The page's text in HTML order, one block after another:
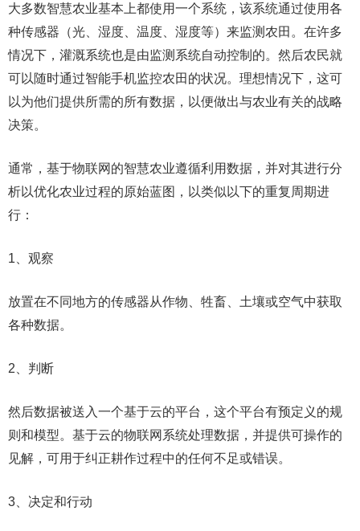
大多数智慧农业基本上都使用一个系统，该系统通过使用各
种传感器（光、湿度、温度、湿度等）来监测农田。在许多
情况下，灌溉系统也是由监测系统自动控制的。然后农民就
可以随时通过智能手机监控农田的状况。理想情况下，这可
以为他们提供所需的所有数据，以便做出与农业有关的战略
决策。
通常，基于物联网的智慧农业遵循利用数据，并对其进行分
析以优化农业过程的原始蓝图，以类似以下的重复周期进
行：
1、观察
放置在不同地方的传感器从作物、牲畜、土壤或空气中获取
各种数据。
2、判断
然后数据被送入一个基于云的平台，这个平台有预定义的规
则和模型。基于云的物联网系统处理数据，并提供可操作的
见解，可用于纠正耕作过程中的任何不足或错误。
3、决定和行动